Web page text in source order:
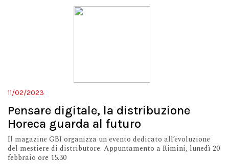
11/02/2023
Pensare digitale, la distribuzione
Horeca guarda al futuro
Il magazine GBI organizza un evento dedicato all’evoluzione
del mestiere di distributore. Appuntamento a Rimini, lunedì 20
febbraio ore 15.30